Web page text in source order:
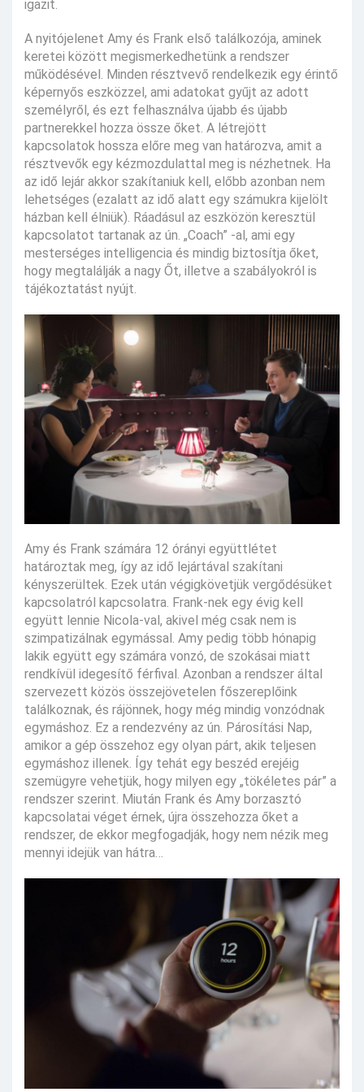
igazit.
A nyitójelenet Amy és Frank első találkozója, aminek
keretei között megismerkedhetünk a rendszer
működésével. Minden résztvevő rendelkezik egy érintő
képernyős eszközzel, ami adatokat gyűjt az adott
személyről, és ezt felhasználva újabb és újabb
partnerekkel hozza össze őket. A létrejött
kapcsolatok hossza előre meg van határozva, amit a
résztvevők egy kézmozdulattal meg is nézhetnek. Ha
az idő lejár akkor szakítaniuk kell, előbb azonban nem
lehetséges (ezalatt az idő alatt egy számukra kijelölt
házban kell élniük). Ráadásul az eszközön keresztül
kapcsolatot tartanak az ún. „Coach” -al, ami egy
mesterséges intelligencia és mindig biztosítja őket,
hogy megtalálják a nagy Őt, illetve a szabályokról is
tájékoztatást nyújt.
Amy és Frank számára 12 órányi együttlétet
határoztak meg, így az idő lejártával szakítani
kényszerültek. Ezek után végigkövetjük vergődésüket
kapcsolatról kapcsolatra. Frank-nek egy évig kell
együtt lennie Nicola-val, akivel még csak nem is
szimpatizálnak egymással. Amy pedig több hónapig
lakik együtt egy számára vonzó, de szokásai miatt
rendkívül idegesítő férfival. Azonban a rendszer által
szervezett közös összejövetelen főszereplőink
találkoznak, és rájönnek, hogy még mindig vonzódnak
egymáshoz. Ez a rendezvény az ún. Párosítási Nap,
amikor a gép összehoz egy olyan párt, akik teljesen
egymáshoz illenek. Így tehát egy beszéd erejéig
szemügyre vehetjük, hogy milyen egy „tökéletes pár” a
rendszer szerint. Miután Frank és Amy borzasztó
kapcsolatai véget érnek, újra összehozza őket a
rendszer, de ekkor megfogadják, hogy nem nézik meg
mennyi idejük van hátra…